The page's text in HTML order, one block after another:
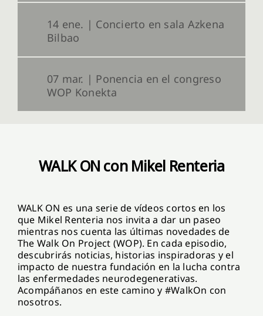
14 ene. | Concierto en sala Azkena
Bilbao
07 mar. | Ponencia en el congreso
WOP Konekta
WALK ON con Mikel Renteria
WALK ON es una serie de vídeos cortos en los
que Mikel Renteria nos invita a dar un paseo
mientras nos cuenta las últimas novedades de
The Walk On Project (WOP). En cada episodio,
descubrirás noticias, historias inspiradoras y el
impacto de nuestra fundación en la lucha contra
las enfermedades neurodegenerativas.
Acompáñanos en este camino y #WalkOn con
nosotros.